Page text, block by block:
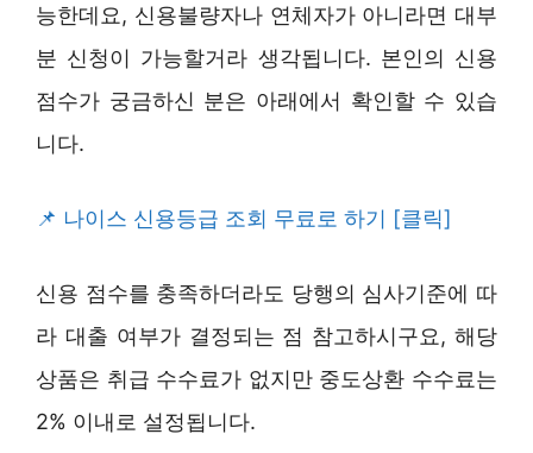
능한데요, 신용불량자나 연체자가 아니라면 대부
분 신청이 가능할거라 생각됩니다. 본인의 신용
점수가 궁금하신 분은 아래에서 확인할 수 있습
니다.
나이스 신용등급 조회 무료로 하기 [클릭]
신용 점수를 충족하더라도 당행의 심사기준에 따
라 대출 여부가 결정되는 점 참고하시구요, 해당
상품은 취급 수수료가 없지만 중도상환 수수료는
2% 이내로 설정됩니다.